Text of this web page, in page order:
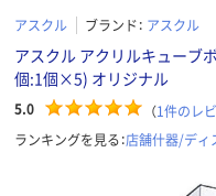
アスクル ブランド： アスクル
アスクル アクリルキューブ
個:1個×5) オリジナル
5.0 （1件のレ
ランキングを見る：店舗什器/ディ